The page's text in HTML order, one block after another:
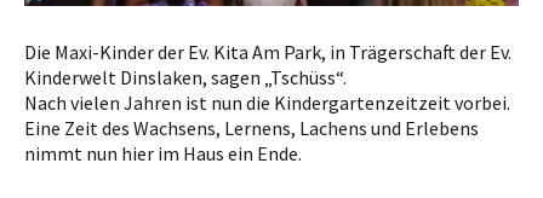
Die Maxi-Kinder der Ev. Kita Am Park, in Trägerschaft der Ev.
Kinderwelt Dinslaken, sagen „Tschüss“.
Nach vielen Jahren ist nun die Kindergartenzeitzeit vorbei.
Eine Zeit des Wachsens, Lernens, Lachens und Erlebens
nimmt nun hier im Haus ein Ende.